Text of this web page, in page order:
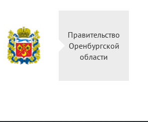
Правительство
Оренбургской
области